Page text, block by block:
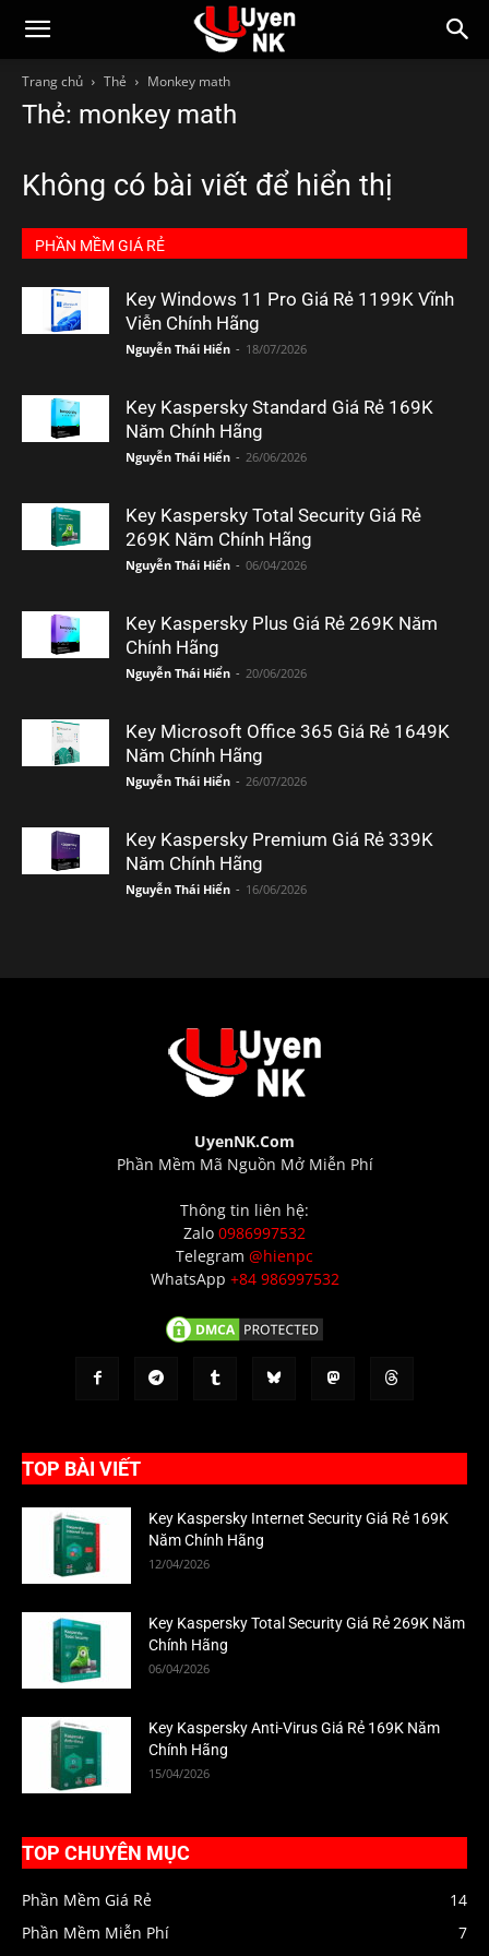
Trang chủ Thẻ Monkey math
Thẻ: monkey math
Không có bài viết để hiển thị
PHẦN MỀM GIÁ RẺ
Key Windows 11 Pro Giá Rẻ 1199K Vĩnh
Viễn Chính Hãng
Nguyễn Thái Hiển - 18/07/2026
Key Kaspersky Standard Giá Rẻ 169K
Năm Chính Hãng
Nguyễn Thái Hiển - 26/06/2026
Key Kaspersky Total Security Giá Rẻ
269K Năm Chính Hãng
Nguyễn Thái Hiển - 06/04/2026
Key Kaspersky Plus Giá Rẻ 269K Năm
Chính Hãng
Nguyễn Thái Hiển - 20/06/2026
Key Microsoft Office 365 Giá Rẻ 1649K
Năm Chính Hãng
Nguyễn Thái Hiển - 26/07/2026
Key Kaspersky Premium Giá Rẻ 339K
Năm Chính Hãng
Nguyễn Thái Hiển - 16/06/2026
UyenNK.Com
Phần Mềm Mã Nguồn Mở Miễn Phí
Thông tin liên hệ:
Zalo 0986997532
Telegram @hienpc
WhatsApp +84 986997532
TOP BÀI VIẾT
Key Kaspersky Internet Security Giá Rẻ 169K
Năm Chính Hãng
12/04/2026
Key Kaspersky Total Security Giá Rẻ 269K Năm
Chính Hãng
06/04/2026
Key Kaspersky Anti-Virus Giá Rẻ 169K Năm
Chính Hãng
15/04/2026
TOP CHUYÊN MỤC
Phần Mềm Giá Rẻ
14
Phần Mềm Miễn Phí
7